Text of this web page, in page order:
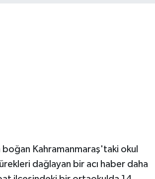
Kahramanmaraş'taki okul
dağlayan bir acı haber daha